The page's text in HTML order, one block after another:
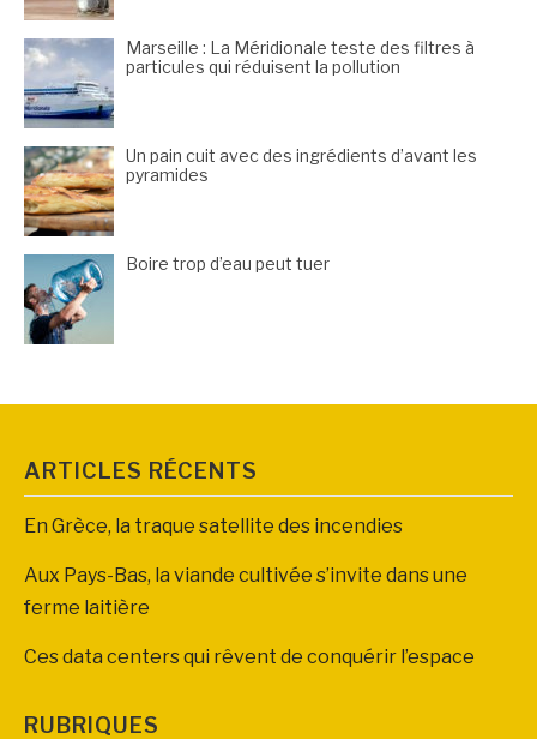
Marseille : La Méridionale teste des filtres à
particules qui réduisent la pollution
Un pain cuit avec des ingrédients d’avant les
pyramides
Boire trop d’eau peut tuer
ARTICLES RÉCENTS
En Grèce, la traque satellite des incendies
Aux Pays-Bas, la viande cultivée s’invite dans une
ferme laitière
Ces data centers qui rêvent de conquérir l’espace
RUBRIQUES